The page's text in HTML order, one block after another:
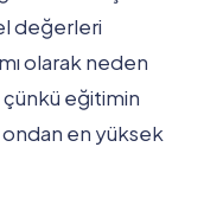
değerleri
olarak neden
eğitimin
en yüksek